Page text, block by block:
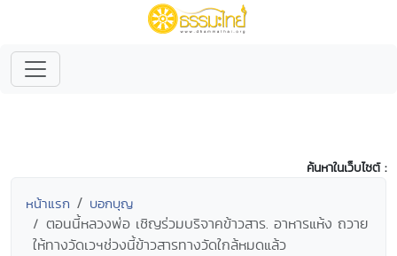
ค้นหาในเว็บไซต์ :
หน้าแรก บอกบุญ
ตอนนี้หลวงพ่อ เชิญร่วมบริจาคข้าวสาร. อาหารแห้ง ถวาย
ให้ทางวัดเวฯช่วงนี้ข้าวสารทางวัดใกล้หมดแล้ว